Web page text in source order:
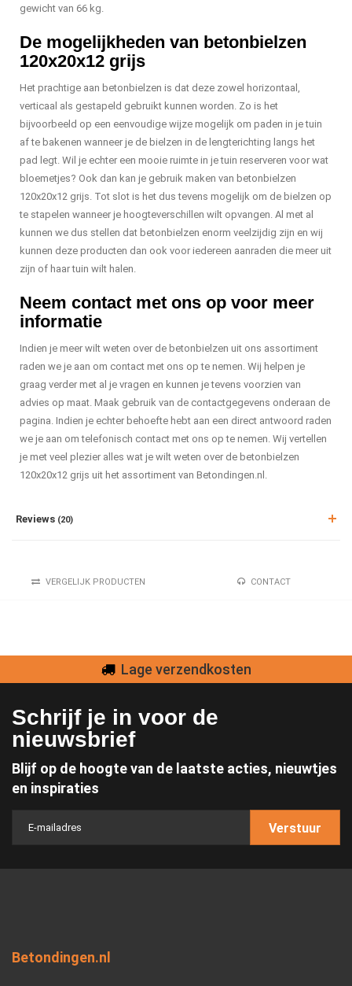
gewicht van 66 kg.
De mogelijkheden van betonbielzen
120x20x12 grijs
Het prachtige aan betonbielzen is dat deze zowel horizontaal,
verticaal als gestapeld gebruikt kunnen worden. Zo is het
bijvoorbeeld op een eenvoudige wijze mogelijk om paden in je tuin
af te bakenen wanneer je de bielzen in de lengterichting langs het
pad legt. Wil je echter een mooie ruimte in je tuin reserveren voor wat
bloemetjes? Ook dan kan je gebruik maken van betonbielzen
120x20x12 grijs. Tot slot is het dus tevens mogelijk om de bielzen op
te stapelen wanneer je hoogteverschillen wilt opvangen. Al met al
kunnen we dus stellen dat betonbielzen enorm veelzijdig zijn en wij
kunnen deze producten dan ook voor iedereen aanraden die meer uit
zijn of haar tuin wilt halen.
Neem contact met ons op voor meer
informatie
Indien je meer wilt weten over de betonbielzen uit ons assortiment
raden we je aan om contact met ons op te nemen. Wij helpen je
graag verder met al je vragen en kunnen je tevens voorzien van
advies op maat. Maak gebruik van de contactgegevens onderaan de
pagina. Indien je echter behoefte hebt aan een direct antwoord raden
we je aan om telefonisch contact met ons op te nemen. Wij vertellen
je met veel plezier alles wat je wilt weten over de betonbielzen
120x20x12 grijs uit het assortiment van Betondingen.nl.
Reviews (20)
VERGELIJK PRODUCTEN CONTACT
Lage verzendkosten
Schrijf je in voor de
nieuwsbrief
Blijf op de hoogte van de laatste acties, nieuwtjes
en inspiraties
Verstuur
Betondingen.nl